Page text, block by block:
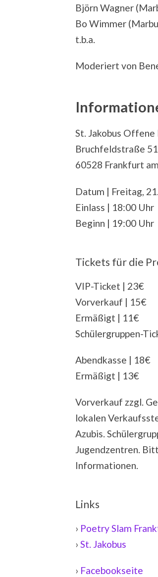
Björn Wagner
Bo Wimmer
t.b.a.
Moderiert von
St. Jakobus
Bruchfeldstraße 51
60528 Frankfurt
Datum | Freitag,
Einlass | 18:00 Uhr
Beginn | 19:00 Uhr
Tickets für die
VIP-Ticket | 23€
Vorverkauf | 15€
Ermäßigt | 11€
Schülergruppen-
Abendkasse | 18€
Ermäßigt | 13€
Vorverkauf zzgl.
lokalen
Azubis.
Jugendzentren.
Informationen.
Links
› Poetry Slam
› St. Jakobus
› Facebookseite